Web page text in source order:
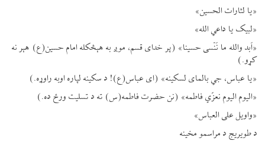
«یا لثارات الحسین»
«لبیک یا داعي الله»
«اَبد والله ما نَنْسی حسینا» (پر خدای قسم، موږ به هېڅکله امام حسین(ع) هېر نه
کړو.)
«یا عباس، جي بالمای لسکینه» (ای عباس(ع)! د سکینه لپاره اوبه راوړه.)
«الیوم الیوم نعزّي فاطمه» (نن حضرت فاطمه(س) ته د تسلیت ورځ ده.)
«واویل علی العباس»
د طویریج د مراسمو مخینه